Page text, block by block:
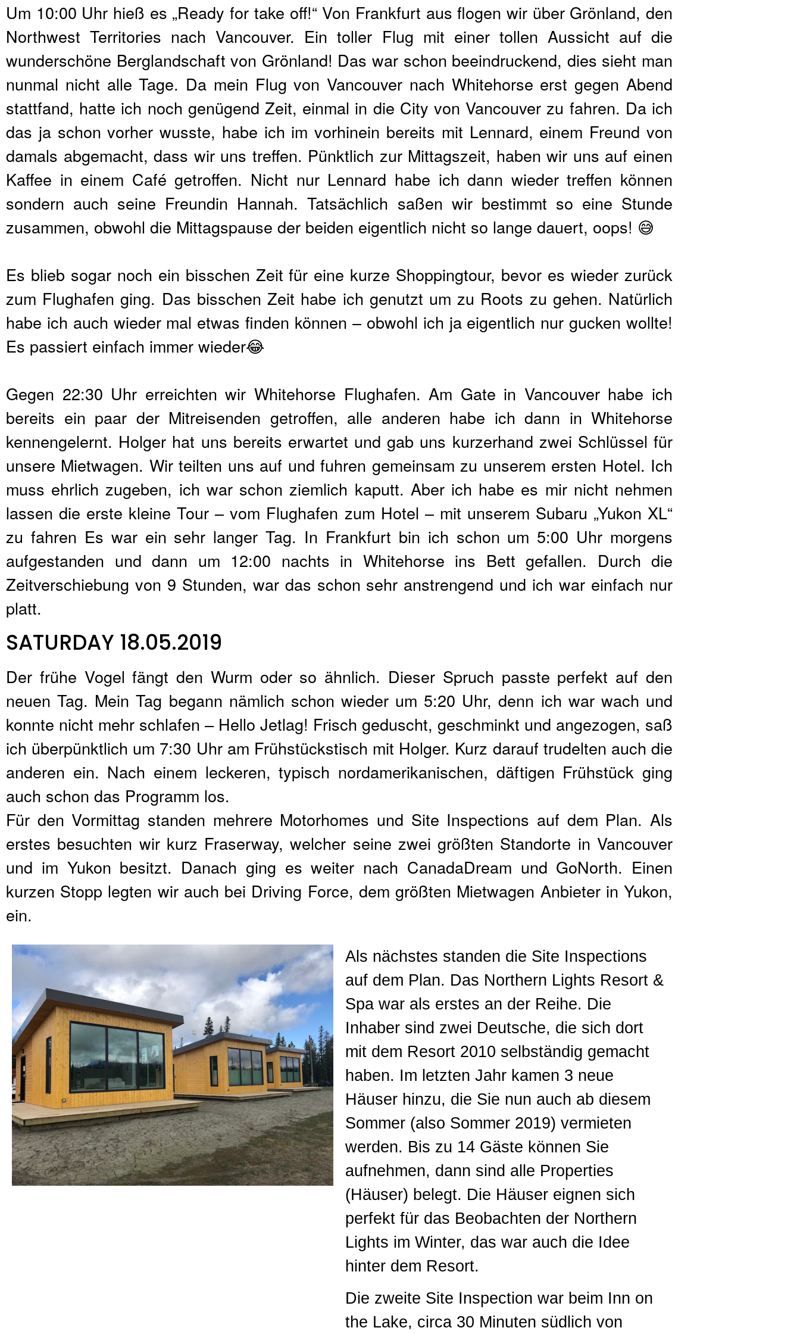
Um 10:00 Uhr hieß es „Ready for take off!“ Von Frankfurt aus flogen wir über Grönland, den
Northwest Territories nach Vancouver. Ein toller Flug mit einer tollen Aussicht auf die
wunderschöne Berglandschaft von Grönland! Das war schon beeindruckend, dies sieht man
nunmal nicht alle Tage. Da mein Flug von Vancouver nach Whitehorse erst gegen Abend
stattfand, hatte ich noch genügend Zeit, einmal in die City von Vancouver zu fahren. Da ich
das ja schon vorher wusste, habe ich im vorhinein bereits mit Lennard, einem Freund von
damals abgemacht, dass wir uns treffen. Pünktlich zur Mittagszeit, haben wir uns auf einen
Kaffee in einem Café getroffen. Nicht nur Lennard habe ich dann wieder treffen können
sondern auch seine Freundin Hannah. Tatsächlich saßen wir bestimmt so eine Stunde
zusammen, obwohl die Mittagspause der beiden eigentlich nicht so lange dauert, oops! 😅
Es blieb sogar noch ein bisschen Zeit für eine kurze Shoppingtour, bevor es wieder zurück
zum Flughafen ging. Das bisschen Zeit habe ich genutzt um zu Roots zu gehen. Natürlich
habe ich auch wieder mal etwas finden können – obwohl ich ja eigentlich nur gucken wollte!
Es passiert einfach immer wieder😂
Gegen 22:30 Uhr erreichten wir Whitehorse Flughafen. Am Gate in Vancouver habe ich
bereits ein paar der Mitreisenden getroffen, alle anderen habe ich dann in Whitehorse
kennengelernt. Holger hat uns bereits erwartet und gab uns kurzerhand zwei Schlüssel für
unsere Mietwagen. Wir teilten uns auf und fuhren gemeinsam zu unserem ersten Hotel. Ich
muss ehrlich zugeben, ich war schon ziemlich kaputt. Aber ich habe es mir nicht nehmen
lassen die erste kleine Tour – vom Flughafen zum Hotel – mit unserem Subaru „Yukon XL“
zu fahren Es war ein sehr langer Tag. In Frankfurt bin ich schon um 5:00 Uhr morgens
aufgestanden und dann um 12:00 nachts in Whitehorse ins Bett gefallen. Durch die
Zeitverschiebung von 9 Stunden, war das schon sehr anstrengend und ich war einfach nur
platt.
SATURDAY 18.05.2019
Der frühe Vogel fängt den Wurm oder so ähnlich. Dieser Spruch passte perfekt auf den
neuen Tag. Mein Tag begann nämlich schon wieder um 5:20 Uhr, denn ich war wach und
konnte nicht mehr schlafen – Hello Jetlag! Frisch geduscht, geschminkt und angezogen, saß
ich überpünktlich um 7:30 Uhr am Frühstückstisch mit Holger. Kurz darauf trudelten auch die
anderen ein. Nach einem leckeren, typisch nordamerikanischen, däftigen Frühstück ging
auch schon das Programm los.
Für den Vormittag standen mehrere Motorhomes und Site Inspections auf dem Plan. Als
erstes besuchten wir kurz Fraserway, welcher seine zwei größten Standorte in Vancouver
und im Yukon besitzt. Danach ging es weiter nach CanadaDream und GoNorth. Einen
kurzen Stopp legten wir auch bei Driving Force, dem größten Mietwagen Anbieter in Yukon,
ein.
Als nächstes standen die Site Inspections
auf dem Plan. Das Northern Lights Resort &
Spa war als erstes an der Reihe. Die
Inhaber sind zwei Deutsche, die sich dort
mit dem Resort 2010 selbständig gemacht
haben. Im letzten Jahr kamen 3 neue
Häuser hinzu, die Sie nun auch ab diesem
Sommer (also Sommer 2019) vermieten
werden. Bis zu 14 Gäste können Sie
aufnehmen, dann sind alle Properties
(Häuser) belegt. Die Häuser eignen sich
perfekt für das Beobachten der Northern
Lights im Winter, das war auch die Idee
hinter dem Resort.
Die zweite Site Inspection war beim Inn on
the Lake, circa 30 Minuten südlich von